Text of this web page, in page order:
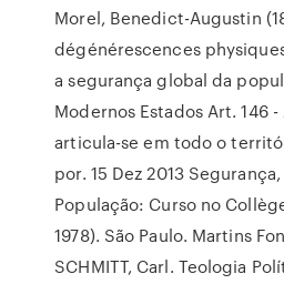
Morel, Benedict-Augustin
dégénérescences
a segurança global da
Modernos Estados Art. 146
articula-se em todo o
por. 15 Dez 2013
População: Curso no
1978). São Paulo. Martins
SCHMITT, Carl. Teologia